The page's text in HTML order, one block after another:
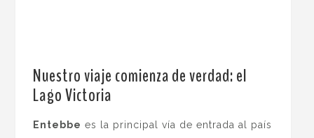
Nuestro viaje comienza de verdad: el
Lago Victoria
Entebbe es la principal vía de entrada al país